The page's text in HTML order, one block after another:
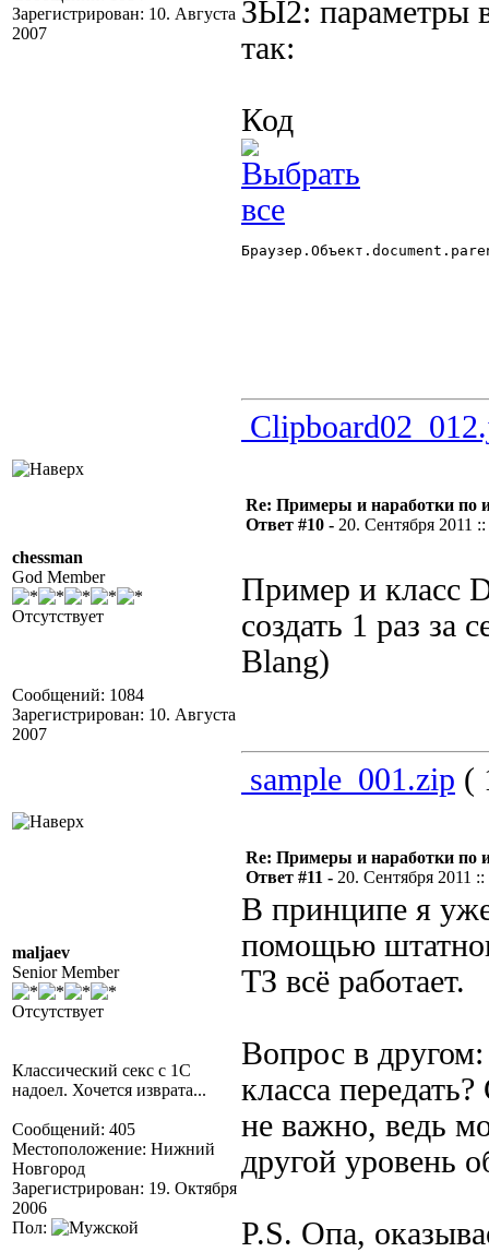
Зарегистрирован: 10. Августа
2007
ЗЫ2: параметры
так:
Код
chessman
God Member
Отсутствует
Сообщений: 1084
Зарегистрирован: 10. Августа
2007
Re: Примеры и наработки по
Ответ #10 - 20. Сентября 2011
Пример и класс
создать 1 раз за
Blang)
sample_001.zip (
maljaev
Senior Member
Отсутствует
Классический секс с 1С
надоел. Хочется изврата...
Сообщений: 405
Местоположение: Нижний
Новгород
Зарегистрирован: 19. Октября
2006
Пол:
Re: Примеры и наработки по
Ответ #11 - 20. Сентября 2011 ::
В принципе я
помощью
ТЗ всё работает.
Вопрос в
класса
не важно, ведь
другой уровень
P.S. Опа,